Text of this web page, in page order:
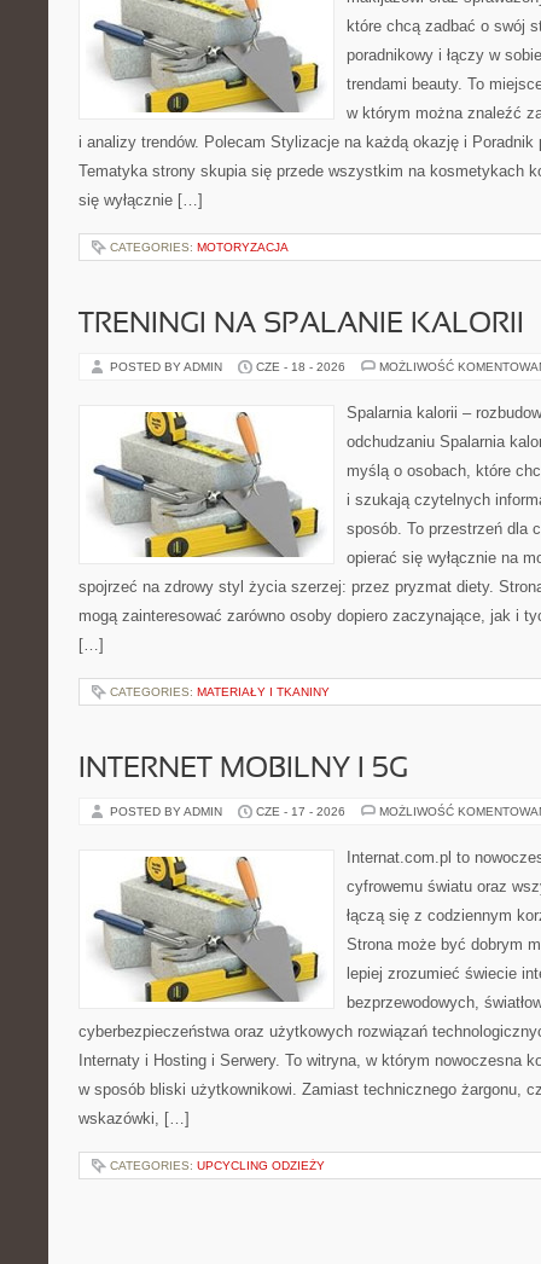
które chcą zadbać o swój
poradnikowy i łączy w
trendami beauty. To
w którym można znaleźć
i analizy trendów. Polecam Stylizacje na każdą okazję i
Tematyka strony skupia się przede wszystkim na kosmetykach
się wyłącznie […]
CATEGORIES: MOTORYZACJA
TRENINGI NA SPALANIE KALORII
POSTED BY ADMIN CZE - 18 - 2026 MOŻLIWOŚĆ
Spalarnia kalorii –
odchudzaniu Spalarnia
myślą o osobach, które
i szukają czytelnych
sposób. To przestrzeń dla
opierać się wyłącznie na
spojrzeć na zdrowy styl życia szerzej: przez pryzmat diety.
mogą zainteresować zarówno osoby dopiero zaczynające, jak i
[…]
CATEGORIES: MATERIAŁY I TKANINY
INTERNET MOBILNY I 5G
POSTED BY ADMIN CZE - 17 - 2026 MOŻLIWOŚĆ
Internat.com.pl to
cyfrowemu światu oraz
łączą się z codziennym
Strona może być dobrym
lepiej zrozumieć świecie
bezprzewodowych,
cyberbezpieczeństwa oraz użytkowych rozwiązań
Internaty i Hosting i Serwery. To witryna, w którym nowoczesna
w sposób bliski użytkownikowi. Zamiast technicznego żargonu,
wskazówki, […]
CATEGORIES: UPCYCLING ODZIEŻY